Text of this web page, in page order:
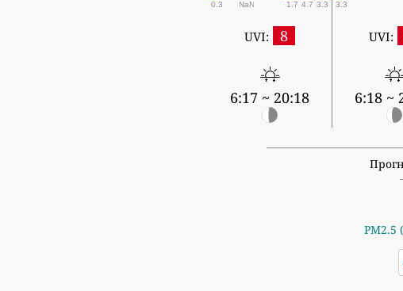
0.3 NaN 1.7 4.7 3.3 3.3
UVI: 8
6:17 ~ 20:18
UVI:
6:18 ~
PM2.5